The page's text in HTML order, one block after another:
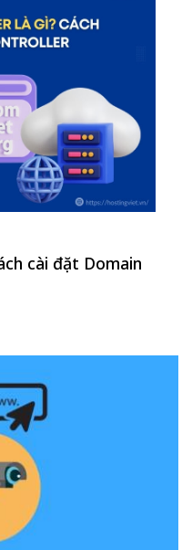
cài đặt Domain